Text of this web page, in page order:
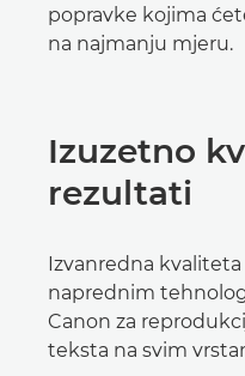
popravke kojima
na najmanju mjeru.
Izuzetno
rezultati
Izvanredna
naprednim
Canon za
teksta na svim